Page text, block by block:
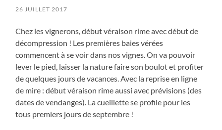
26 JUILLET 2017
Chez les vignerons, début véraison rime avec début de
décompression ! Les premières baies vérées
commencent à se voir dans nos vignes. On va pouvoir
lever le pied, laisser la nature faire son boulot et profiter
de quelques jours de vacances. Avec la reprise en ligne
de mire : début véraison rime aussi avec prévisions (des
dates de vendanges). La cueillette se profile pour les
tous premiers jours de septembre !